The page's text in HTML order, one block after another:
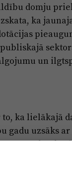
domju
ka
un
ka lielākajā
gadu uzsāks
sekas